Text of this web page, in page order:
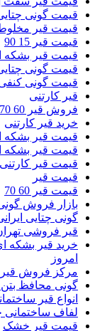
قیمت گونی چتایی
قیمت قیر مخلوط
قیمت قیر 15 90
قیمت قیر بشکه ای 60 70 | خرید
قیمت گونی چتایی درجه 2 | خرید
قیمت گونی
قیر کارتنی
فروش قیر 60 70 پاسارگاد نفت جی اصفهان | خرید امروز
خرید قیر کارتنی
قیمت قیر بشکه
قیمت قیر بشکه ای صادراتی 60 70 |
قیمت قیر کارتنی |
قیمت قیر
قیمت قیر 60 70
بازار فروش
گونی چتایی
قیر فروشی
امروز
مرکز فروش قیر
گونی محافظ بتن
انواع قیر
لفاف
قیمت قیر خشک